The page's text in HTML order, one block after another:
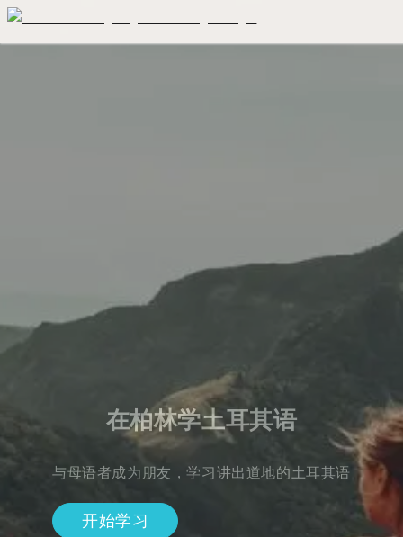
在柏林学土耳其语
与母语者成为朋友，学习讲出道地的土耳其语
开始学习